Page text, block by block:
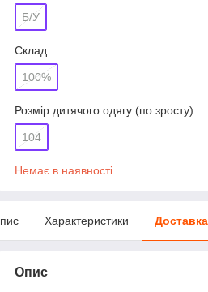
Б/У
Склад
100%
Розмір дитячого одягу (по зросту)
104
Немає в наявності
Характеристики Доставка
Опис